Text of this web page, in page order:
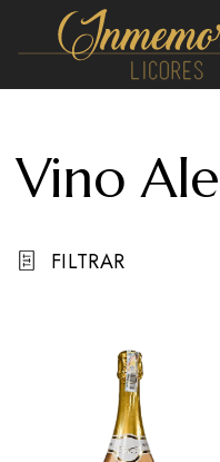
Inmemorial
Vino
FILTRAR